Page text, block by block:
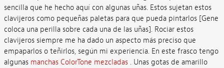
sencilla que he hecho aquí con algunas uñas. Estos sujetan estos
clavijeros como pequeñas paletas para que pueda pintarlos [Gene
coloca una perilla sobre cada una de las uñas]. Rociar estos
clavijeros siempre me ha dado un aspecto más preciso que
empaparlos o teñirlos, según mi experiencia. En este frasco tengo
algunas manchas ColorTone mezcladas. Unas gotas de amarillo